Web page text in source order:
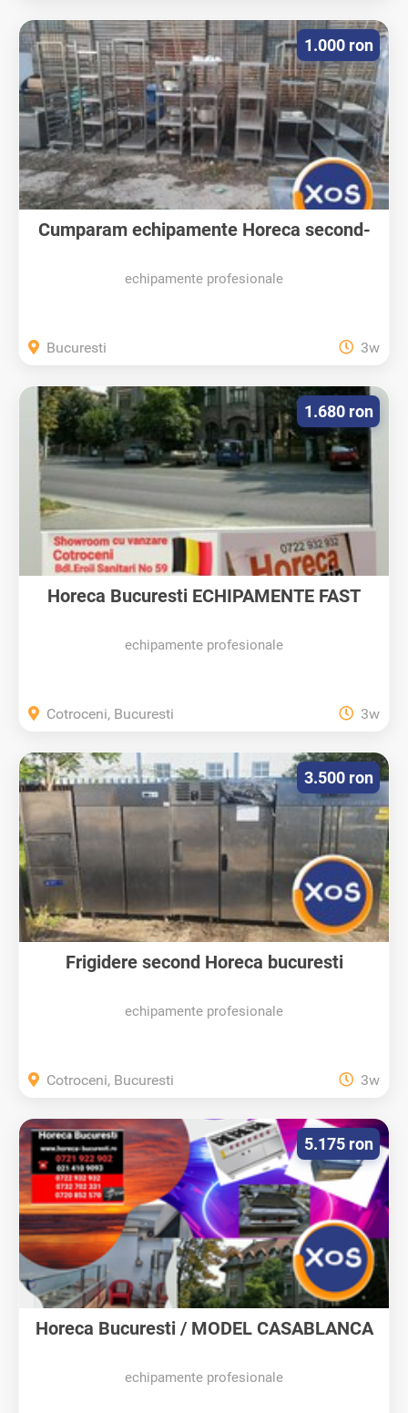
Cumparam echipamente Horeca second-
echipamente profesionale
1.000 ron
Bucuresti 3w
Horeca Bucuresti ECHIPAMENTE FAST
echipamente profesionale
1.680 ron
Cotroceni, Bucuresti 3w
Frigidere second Horeca bucuresti
echipamente profesionale
3.500 ron
Cotroceni, Bucuresti 3w
Horeca Bucuresti / MODEL CASABLANCA
echipamente profesionale
5.175 ron